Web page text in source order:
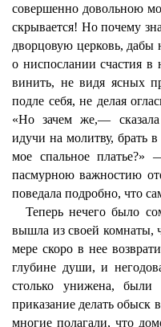
совершенно довольною
скрывается! Но почему
дворцовую церковь, дабы
о ниспослании счастия
винить, не видя ясных
подле себя, не делая
«Но зачем же,—
идучи на молитву, брать
мое спальное
пасмурною важностию
поведала подробно, что
Теперь нечего было
вышла из своей комнаты,
мере скоро в нее
глубине души, и
столько унижена,
приказание делать обыск
многие полагали, что